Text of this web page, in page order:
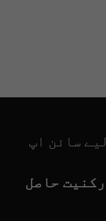
سائن اپ
حاصل